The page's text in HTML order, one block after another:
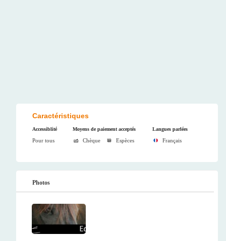
Caractéristiques
Accessiblité
Pour tous
Moyens de paiement acceptés
Chèque Espèces
Langues parlées
Français
Photos